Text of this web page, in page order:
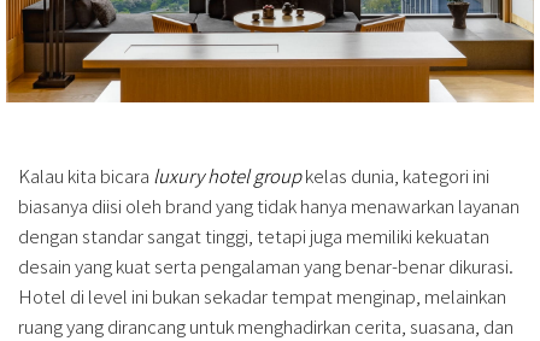
Kalau kita bicara luxury hotel groupkelas dunia, kategori ini
biasanya diisi oleh brand yang tidak hanya menawarkan layanan
dengan standar sangat tinggi, tetapi juga memiliki kekuatan
desain yang kuat serta pengalaman yang benar-benar dikurasi.
Hotel di level ini bukan sekadar tempat menginap, melainkan
ruang yang dirancang untuk menghadirkan cerita, suasana, dan